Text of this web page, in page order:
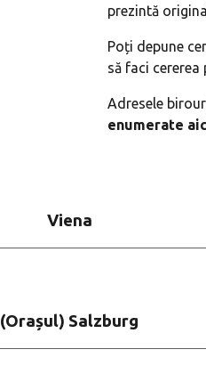
prezintă
Poți depune
să faci cererea
Adresele
enumerate
Viena
(Orașul) Salzburg